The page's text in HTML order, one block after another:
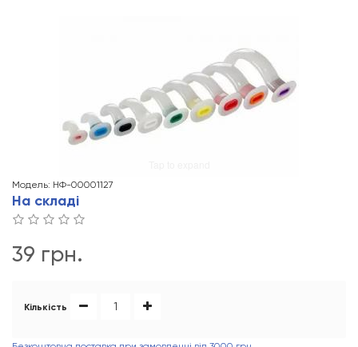
Модель: НФ-00001127
На складі
39 грн.
Кількість